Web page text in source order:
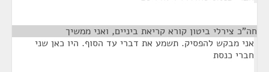
חה"כ צירלי ביטון קורא קריאת ביניים, ואני ממשיך
אני מבקש להפסיק. תשמע את דברי עד הסוף. היו כאן שני
חברי כנסת